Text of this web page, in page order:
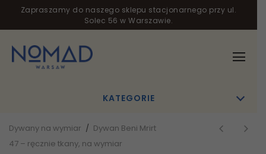
Zapraszamy do naszego sklepu stacjonarnego przy ul.
Solec 56 w Warszawie.
KATEGORIE
Dywany na wymiar / Dywan Beni Mrirt
47 – ręcznie tkany, na wymiar